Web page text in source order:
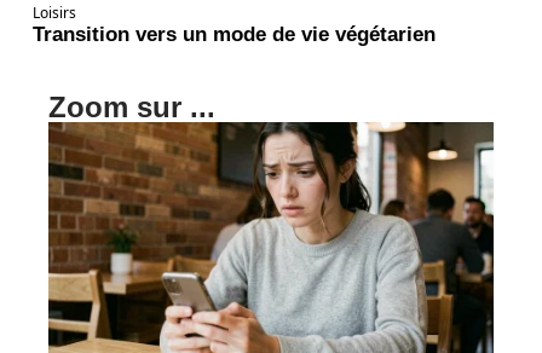
Loisirs
Transition vers un mode de vie végétarien
Zoom sur ...